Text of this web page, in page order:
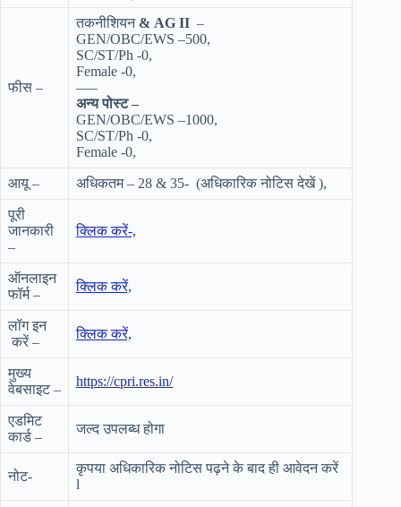
फीस –
तकनीशियन & AG II –
GEN/OBC/EWS –500,
SC/ST/Ph -0,
Female -0,
—–
अन्य पोस्ट –
GEN/OBC/EWS –1000,
SC/ST/Ph -0,
Female -0,
आयू – अधिकतम – 28 & 35- (अधिकारिक नोटिस देखें ),
पूरी
जानकारी
–
क्लिक करें-,
ऑनलाइन
फॉर्म –
क्लिक करें,
लॉग इन
करें –
क्लिक करें,
मुख्य
वेबसाइट –
https://cpri.res.in/
एडमिट
कार्ड –
जल्द उपलब्ध होगा
नोट-
कृपया अधिकारिक नोटिस पढ़ने के बाद ही आवेदन करें
l